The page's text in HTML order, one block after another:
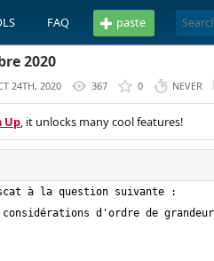
FAQ paste
2020
24TH, 2020 367 0 NEVER
Up, it unlocks many cool features!